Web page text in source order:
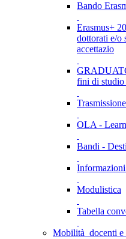
Bando
Erasmus+
dottorati e/o
accettazio
fini di
OLA -
Bandi -
Modulistica
Tabella
Mobilità docenti e